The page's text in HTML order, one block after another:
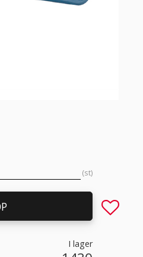
st
Lägg till
I lager